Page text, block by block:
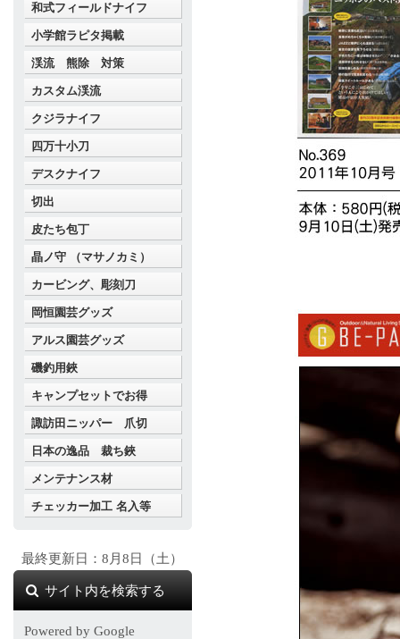
和式フィールドナイフ
小学館ラピタ掲載
渓流 熊除 対策
カスタム渓流
クジラナイフ
四万十小刀
デスクナイフ
切出
皮たち包丁
晶ノ守 （マサノカミ）
カービング、彫刻刀
岡恒園芸グッズ
アルス園芸グッズ
磯釣用鋏
キャンプセットでお得
諏訪田ニッパー 爪切
日本の逸品 裁ち鋏
メンテナンス材
チェッカー加工 名入等
最終更新日：8月8日（土）
サイト内を検索する
Powered by Google